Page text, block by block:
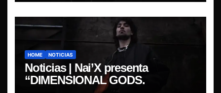
HOME NOTICIAS
Noticias | Nai’X presenta
“DIMENSIONAL GODS.